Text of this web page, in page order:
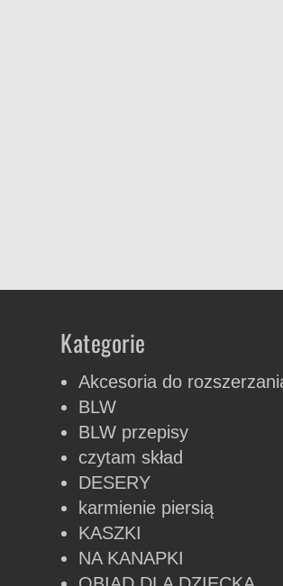
Kategorie
Akcesoria do
BLW
BLW przepisy
czytam skład
DESERY
karmienie piersią
KASZKI
NA KANAPKI